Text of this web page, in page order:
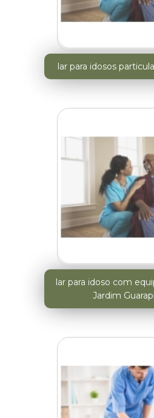
lar para idosos
lar para idoso com
Jardim